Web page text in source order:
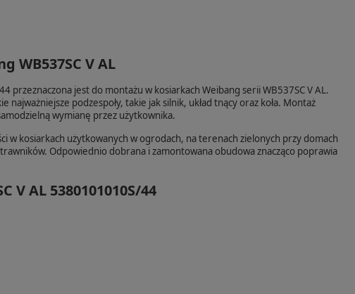
WB537SC V AL
przeznaczona jest do montażu w kosiarkach Weibang serii WB537SC V AL.
podzespoły, takie jak silnik, układ tnący oraz koła. Montaż
wymianę przez użytkownika.
w kosiarkach użytkowanych w ogrodach, na terenach zielonych przy domach
Odpowiednio dobrana i zamontowana obudowa znacząco poprawia
AL 5380101010S/44